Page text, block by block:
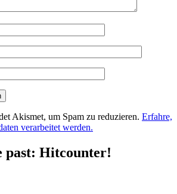
Akismet, um Spam zu reduzieren. Erfahre,
verarbeitet werden.
past: Hitcounter!